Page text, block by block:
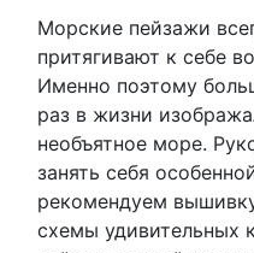
Морские пейзажи
притягивают к себе
Именно поэтому
раз в жизни
необъятное море.
занять себя
рекомендуем
схемы удивительных